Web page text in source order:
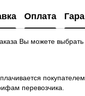
Оплата
Вы можете выбрать
перевозчика.